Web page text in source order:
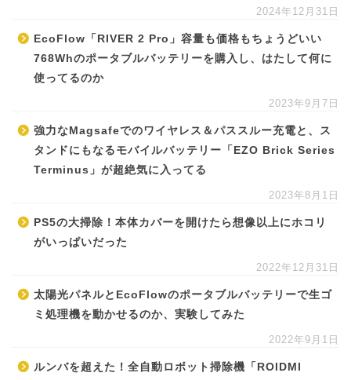
2024年12月31日
EcoFlow「RIVER 2 Pro」容量も価格もちょうどいい
768Whのポータブルバッテリーを購入し、はたして何に
使ってるのか
2023年9月7日
強力なMagsafeでのワイヤレス＆パススルー充電と、ス
タンドにもなるモバイルバッテリー「EZO Brick Series
Terminus」が超絶気に入ってる
2023年8月1日
PS5の大掃除！本体カバーを開けたら想像以上にホコリ
がいっぱいだった
2022年12月31日
太陽光パネルとEcoFlowのポータブルバッテリーで生ゴ
ミ処理機を動かせるのか、実験してみた
2022年9月1日
ルンバを超えた！全自動ロボット掃除機「ROIDMI